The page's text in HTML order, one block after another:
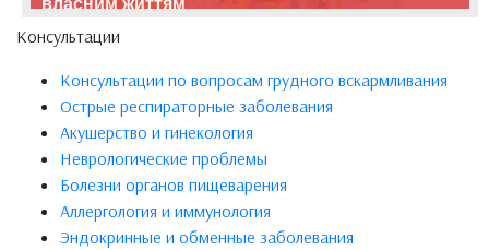
Консультации
Консультации по вопросам грудного вскармливания
Острые респираторные заболевания
Акушерство и гинекология
Неврологические проблемы
Болезни органов пищеварения
Аллергология и иммунология
Эндокринные и обменные заболевания